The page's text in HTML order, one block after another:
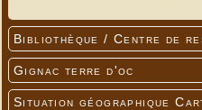
Bibliothèque / Centre de
Gignac terre d'oc
Situation géographique